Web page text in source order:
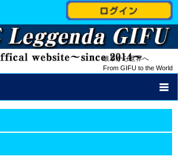
岐阜から世界へ
From GIFU to the World